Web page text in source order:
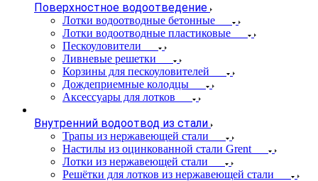
Поверхностное водоотведение
Лотки водоотводные бетонные
Лотки водоотводные пластиковые
Пескоуловители
Ливневые решетки
Корзины для пескоуловителей
Дождеприемные колодцы
Аксессуары для лотков
Внутренний водоотвод из стали
Трапы из нержавеющей стали
Настилы из оцинкованной стали Grent
Лотки из нержавеющей стали
Решётки для лотков из нержавеющей стали